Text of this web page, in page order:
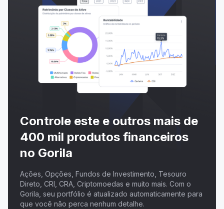
Controle este e outros mais de
400 mil produtos financeiros
no Gorila
Ações, Opções, Fundos de Investimento, Tesouro
Direto, CRI, CRA, Criptomoedas e muito mais. Com o
Gorila, seu portfólio é atualizado automaticamente para
que você não perca nenhum detalhe.